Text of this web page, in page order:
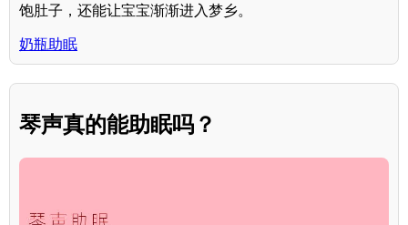
饱肚子，还能让宝宝渐渐进入梦乡。
奶瓶助眠
琴声真的能助眠吗？